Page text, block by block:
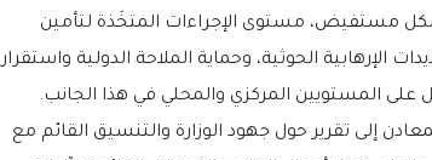
مستفيض، مستوى الإجراءات المتخَذة لتأمين
الإرهابية الحوثية، وحماية الملاحة الدولية واستقرار
على المستويين المركزي والمحلي في هذا الجانب.
إلى تقرير حول جهود الوزارة والتنسيق القائم مع